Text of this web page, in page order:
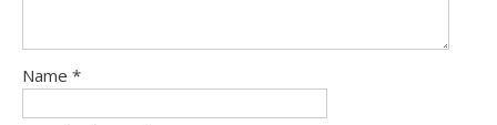
Name *